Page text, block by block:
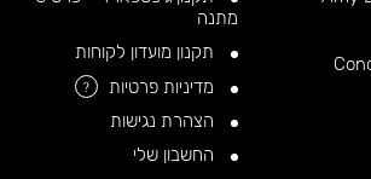
מתנה
תקנון מועדון לקוחות
מדיניות פרטיות
?
הצהרת נגישות
החשבון שלי